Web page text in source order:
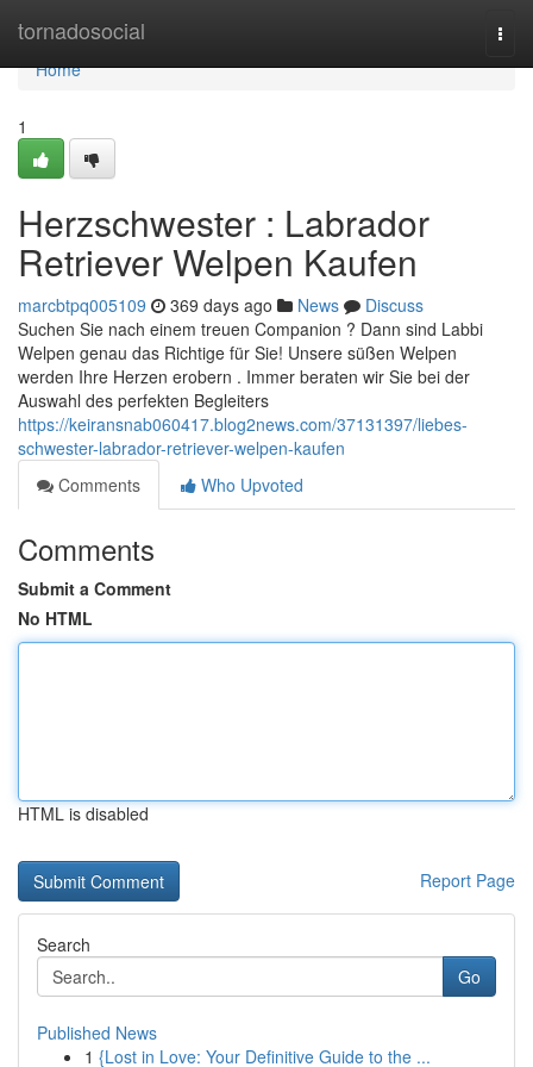
tornadosocial
Home
Home
1
Herzschwester : Labrador
Retriever Welpen Kaufen
marcbtpq005109 369 days ago News
Discuss
Suchen Sie nach einem treuen Companion ? Dann sind Labbi
Welpen genau das Richtige für Sie! Unsere süßen Welpen
werden Ihre Herzen erobern . Immer beraten wir Sie bei der
Auswahl des perfekten Begleiters
https://keiransnab060417.blog2news.com/37131397/liebes-
schwester-labrador-retriever-welpen-kaufen
Comments
Who Upvoted
Comments
Submit a Comment
No HTML
HTML is disabled
Report Page
Search
Go
Published News
1 {Lost in Love: Your Definitive Guide to the ...